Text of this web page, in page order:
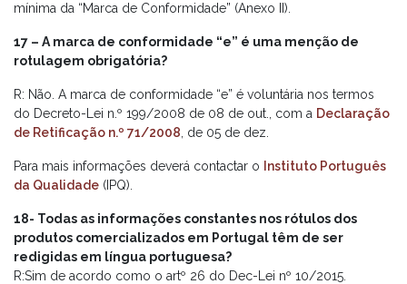
mínima da “Marca de Conformidade” (Anexo II).
17 – A marca de conformidade “e” é uma menção de
rotulagem obrigatória?
R: Não. A marca de conformidade “e” é voluntária nos termos
do Decreto-Lei n.º 199/2008 de 08 de out., com a Declaração
de Retificação n.º 71/2008 , de 05 de dez.
Para mais informações deverá contactar o
Instituto Português
da Qualidade (IPQ).
18- Todas as informações constantes nos rótulos dos
produtos comercializados em Portugal têm de ser
redigidas em língua portuguesa?
R:Sim de acordo como o artº 26 do Dec-Lei nº 10/2015.